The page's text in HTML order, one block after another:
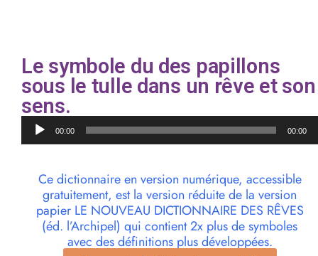
Le symbole du des papillons
sous le tulle dans un rêve et son
sens.
Lecteur
audio00:00 00:00
Ce dictionnaire en version numérique, accessible
gratuitement, est la version réduite de la version
papier LE NOUVEAU DICTIONNAIRE DES RÊVES
(éd. l’Archipel) qui contient 2x plus de symboles
avec des définitions plus développées.